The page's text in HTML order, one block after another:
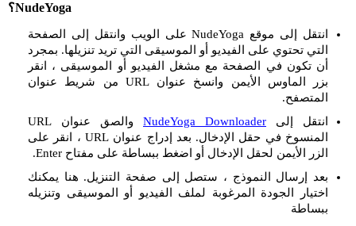
NudeYoga؟
انتقل إلى موقع NudeYoga على الويب وانتقل إلى الصفحة
التي تحتوي على الفيديو أو الموسيقى التي تريد تنزيلها. بمجرد
أن تكون في الصفحة مع مشغل الفيديو أو الموسيقى ، انقر
بزر الماوس الأيمن وانسخ عنوان URL من شريط عنوان
المتصفح.
انتقل إلى NudeYoga Downloader
والصق عنوان URL
المنسوخ في حقل الإدخال. بعد إدراج عنوان URL ، انقر على
الزر الأيمن لحقل الإدخال أو اضغط ببساطة على مفتاح Enter.
بعد إرسال النموذج ، ستصل إلى صفحة التنزيل. هنا يمكنك
اختيار الجودة المرغوبة لملف الفيديو أو الموسيقى وتنزيله
ببساطة